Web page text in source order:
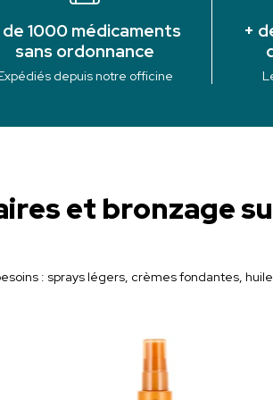
de 1000 médicaments
sans ordonnance
depuis notre officine
+
et bronzage
: sprays légers, crèmes fondantes,